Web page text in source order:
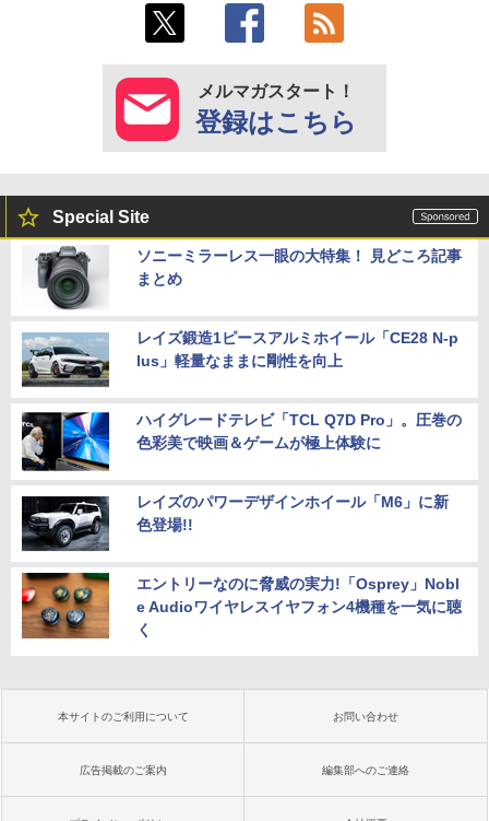
メルマガスタート！
登録はこちら
Special Site
ソニーミラーレス一眼の大特集！ 見どころ記事
まとめ
レイズ鍛造1ピースアルミホイール「CE28 N-p
lus」軽量なままに剛性を向上
ハイグレードテレビ「TCL Q7D Pro」。圧巻の
色彩美で映画＆ゲームが極上体験に
レイズのパワーデザインホイール「M6」に新
色登場!!
エントリーなのに脅威の実力!「Osprey」Nobl
e Audioワイヤレスイヤフォン4機種を一気に聴
く
本サイトのご利用について お問い合わせ
広告掲載のご案内 編集部へのご連絡